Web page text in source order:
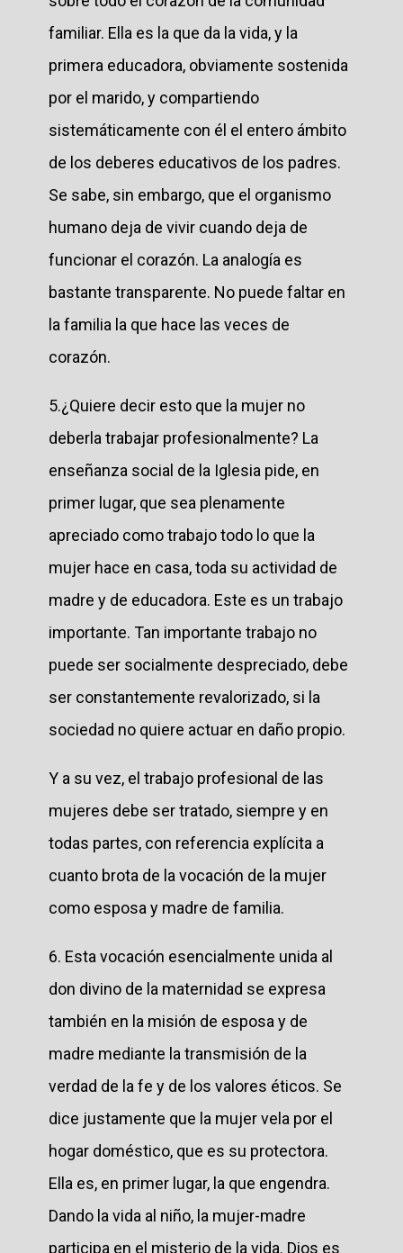
familiar. Ella es la que da la vida, y la
primera educadora, obviamente sostenida
por el marido, y compartiendo
sistemáticamente con él el entero ámbito
de los deberes educativos de los padres.
Se sabe, sin embargo, que el organismo
humano deja de vivir cuando deja de
funcionar el corazón. La analogía es
bastante transparente. No puede faltar en
la familia la que hace las veces de
corazón.
5.¿Quiere decir esto que la mujer no
deberla trabajar profesionalmente? La
enseñanza social de la Iglesia pide, en
primer lugar, que sea plenamente
apreciado como trabajo todo lo que la
mujer hace en casa, toda su actividad de
madre y de educadora. Este es un trabajo
importante. Tan importante trabajo no
puede ser socialmente despreciado, debe
ser constantemente revalorizado, si la
sociedad no quiere actuar en daño propio.
Y a su vez, el trabajo profesional de las
mujeres debe ser tratado, siempre y en
todas partes, con referencia explícita a
cuanto brota de la vocación de la mujer
como esposa y madre de familia.
6. Esta vocación esencialmente unida al
don divino de la maternidad se expresa
también en la misión de esposa y de
madre mediante la transmisión de la
verdad de la fe y de los valores éticos. Se
dice justamente que la mujer vela por el
hogar doméstico, que es su protectora.
Ella es, en primer lugar, la que engendra.
Dando la vida al niño, la mujer-madre
participa en el misterio de la vida. Dios es